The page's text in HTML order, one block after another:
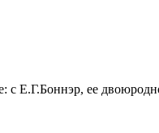
с Е.Г.Боннэр, ее